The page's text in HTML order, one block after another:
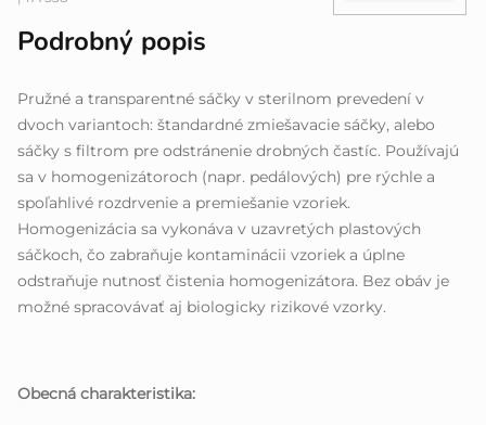
Podrobný popis
Pružné a transparentné sáčky v sterilnom prevedení v
dvoch variantoch: štandardné zmiešavacie sáčky, alebo
sáčky s filtrom pre odstránenie drobných častíc. Používajú
sa v homogenizátoroch (napr. pedálových) pre rýchle a
spoľahlivé rozdrvenie a premiešanie vzoriek.
Homogenizácia sa vykonáva v uzavretých plastových
sáčkoch, čo zabraňuje kontaminácii vzoriek a úplne
odstraňuje nutnosť čistenia homogenizátora. Bez obáv je
možné spracovávať aj biologicky rizikové vzorky.
Obecná charakteristika: